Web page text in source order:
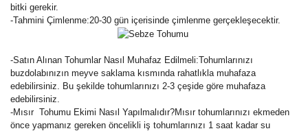
bitki gerekir.
-Tahmini Çimlenme:20-30 gün içerisinde çimlenme gerçekleşecektir.
-Satın Alınan Tohumlar Nasıl Muhafaz Edilmeli:Tohumlarınızı
buzdolabınızın meyve saklama kısmında rahatlıkla muhafaza
edebilirsiniz. Bu şekilde tohumlarınızı 2-3 çeşide göre muhafaza
edebilirsiniz.
-Mısır Tohumu Ekimi Nasıl Yapılmalıdır?Mısır tohumlarınızı ekmeden
önce yapmanız gereken öncelikli iş tohumlarınızı 1 saat kadar su